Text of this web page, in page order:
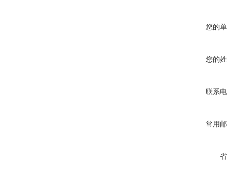
您的
您的
联系
常用